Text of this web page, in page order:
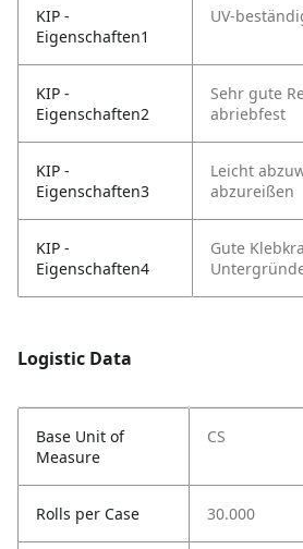
KIP -
Eigenschaften1
UV-
KIP -
Eigenschaften2
Sehr gute
abriebfest
KIP -
Eigenschaften3
Leicht
abzureißen
KIP -
Eigenschaften4
Gute
Logistic Data
Base Unit of
Measure
CS
Rolls per Case 30.000